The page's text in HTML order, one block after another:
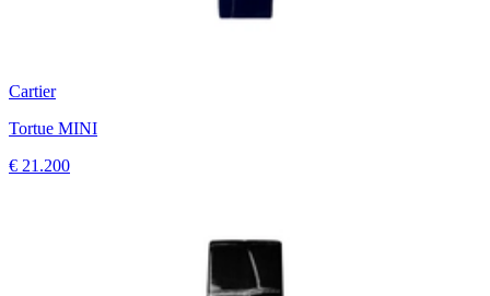
Cartier
Tortue MINI
€ 21.200